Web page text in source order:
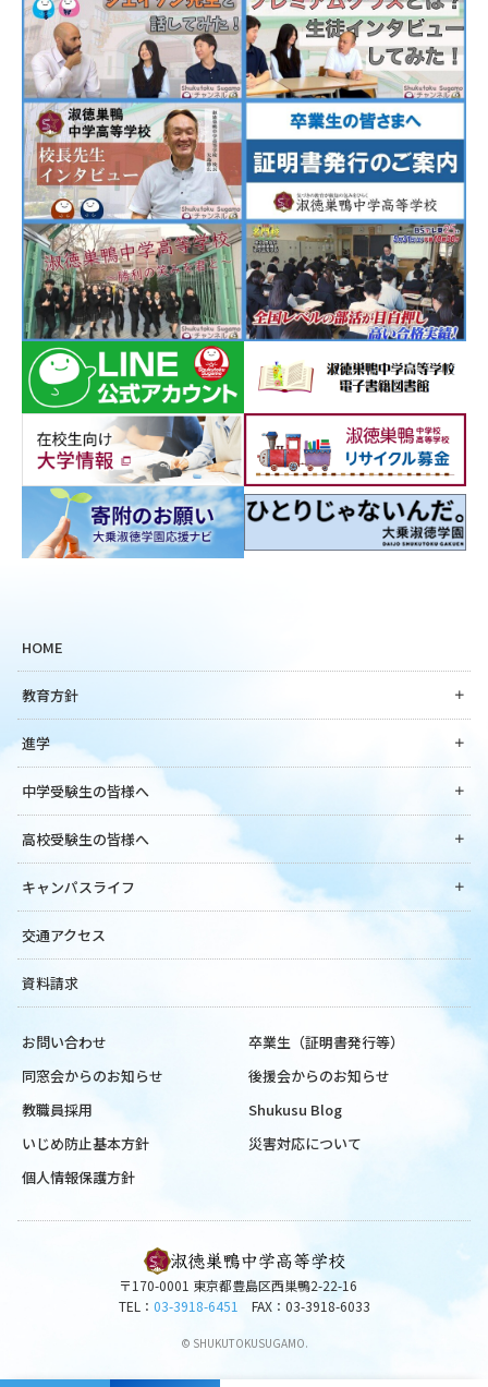
HOME
教育方針
進学
中学受験生の皆様へ
高校受験生の皆様へ
キャンパスライフ
交通アクセス
資料請求
お問い合わせ
卒業生（証明書発行等）
同窓会からのお知らせ
後援会からのお知らせ
教職員採用
Shukusu Blog
いじめ防止基本方針
災害対応について
個人情報保護方針
〒170-0001 東京都豊島区西巣鴨2-22-16
TEL： 03-3918-6451 FAX：03-3918-6033
© SHUKUTOKUSUGAMO.